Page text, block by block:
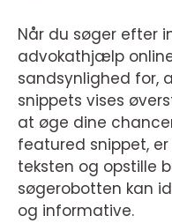
Når du søger efter
advokathjælp
sandsynlighed for,
snippets vises
at øge dine
featured snippet,
teksten og opstille
søgerobotten kan
og informative.